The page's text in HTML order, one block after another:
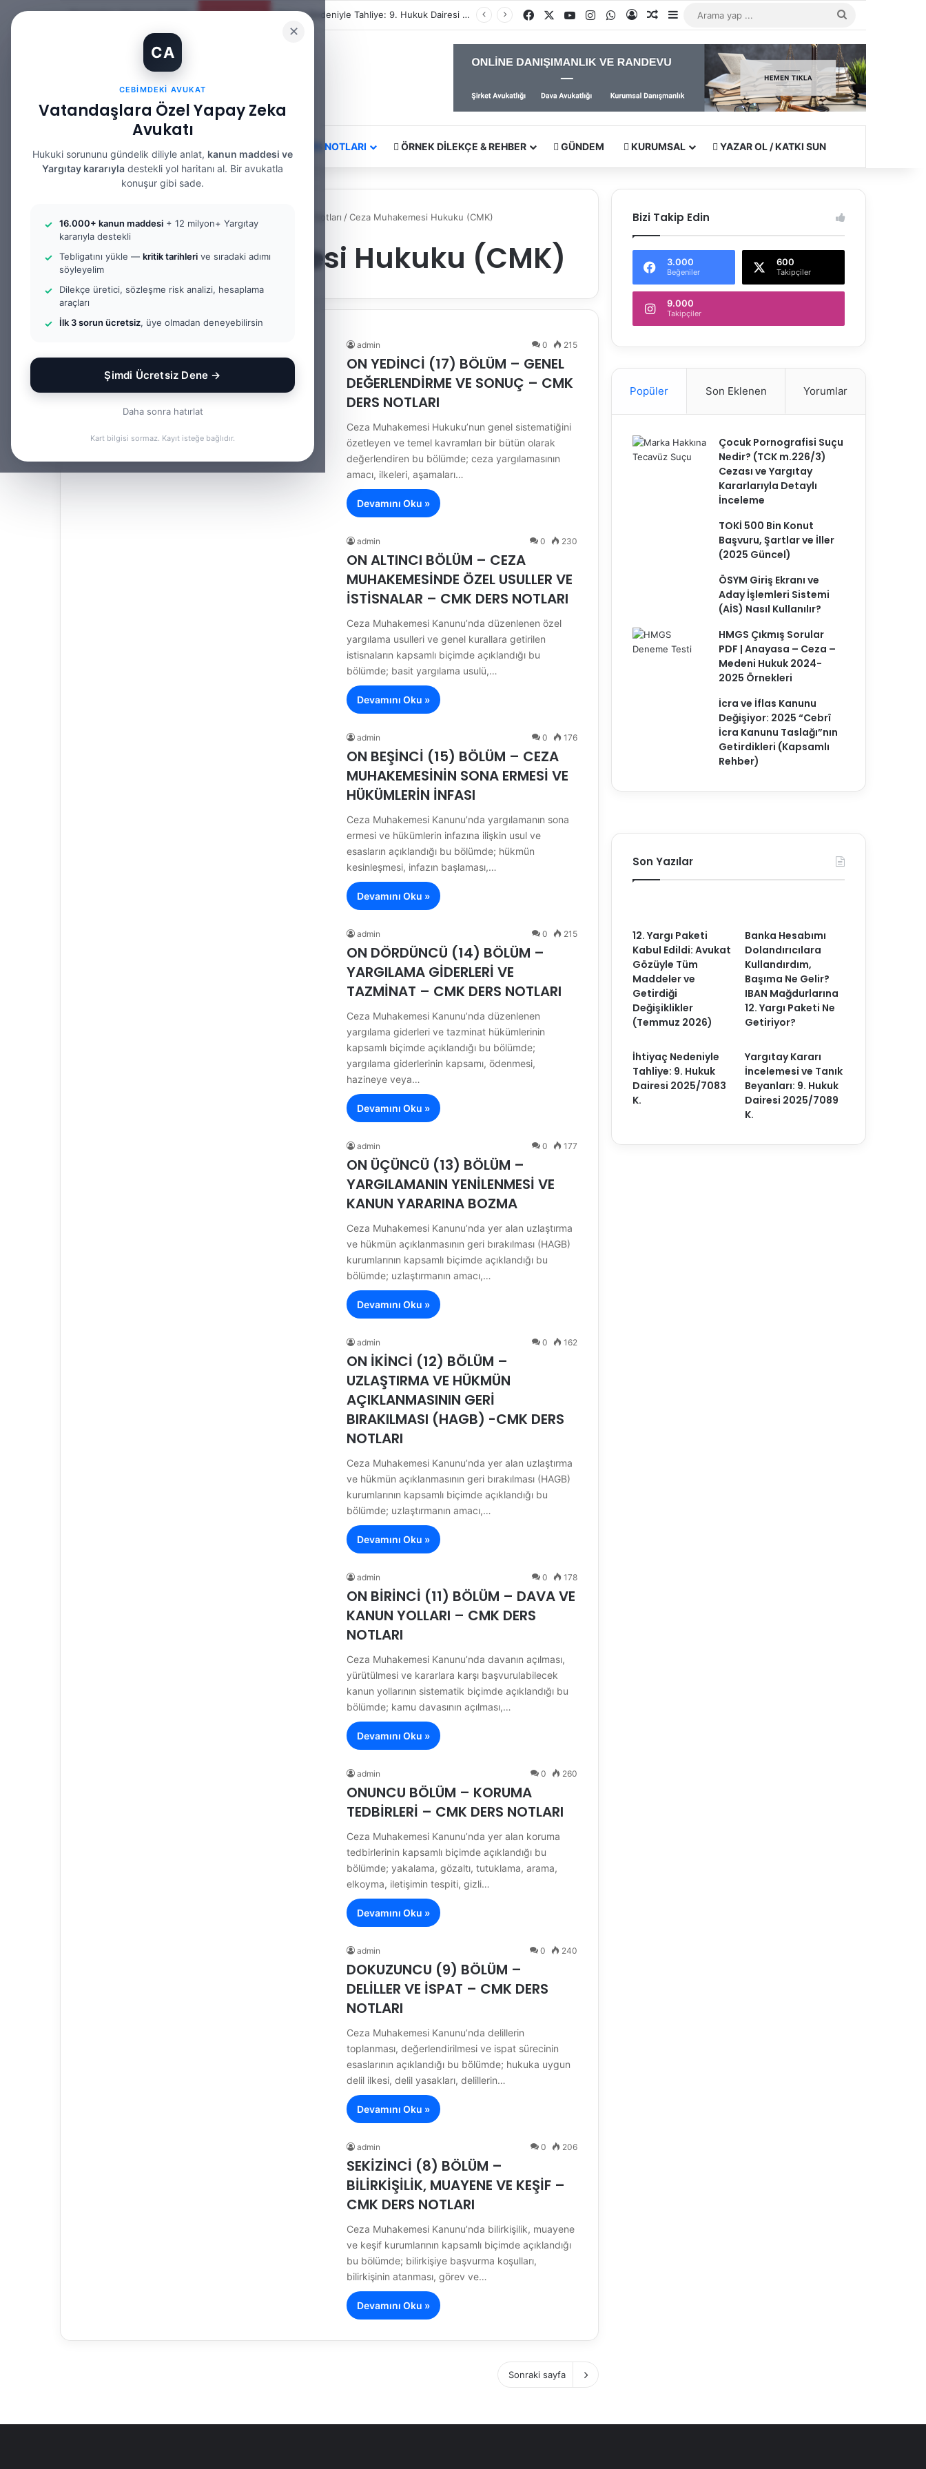
✕
CA
CEBIMDEKI AVUKAT
Vatandaşlara Özel Yapay Zeka
Avukatı
Hukuki sorununu gündelik diliyle anlat, kanun maddesi ve
Yargıtay kararıyla destekli yol haritanı al. Bir avukatla
konuşur gibi sade.
16.000+ kanun maddesi + 12 milyon+ Yargıtay
kararıyla destekli
Tebligatını yükle — kritik tarihleri ve sıradaki adımı
söyleyelim
Dilekçe üretici, sözleşme risk analizi, hesaplama
araçları
İlk 3 sorun ücretsiz, üye olmadan deneyebilirsin
Şimdi Ücretsiz Dene →
Daha sonra hatırlat
Kart bilgisi sormaz. Kayıt isteğe bağlıdır.
Perşembe, Ağustos 6 2026 Güncel Makale İhtiyaç Nedeniyle Tahliye: 9. Hukuk Dairesi 2025/7083 K. Facebook YouTubeInstagramWhatsApp
Kayıt OlRastgele Makale
Kenar Bölmesi
...
HUKUK DERS NOTLARI ÖRNEK DILEKÇE & REHBER GÜNDEM KURUMSAL YAZAR OL / KATKI SUN
4. Sınıf Hukuk Ders Notları /Ceza Muhakemesi Hukuku (CMK)
Ceza Muhakemesi Hukuku (CMK)
admin 0 215
ON YEDİNCİ (17) BÖLÜM – GENEL
DEĞERLENDİRME VE SONUÇ – CMK
DERS NOTLARI
Ceza Muhakemesi Hukuku’nun genel sistematiğini
özetleyen ve temel kavramları bir bütün olarak
değerlendiren bu bölümde; ceza yargılamasının
amacı, ilkeleri, aşamaları…
Devamını Oku »
admin 0 230
ON ALTINCI BÖLÜM – CEZA
MUHAKEMESİNDE ÖZEL USULLER VE
İSTİSNALAR – CMK DERS NOTLARI
Ceza Muhakemesi Kanunu’nda düzenlenen özel
yargılama usulleri ve genel kurallara getirilen
istisnaların kapsamlı biçimde açıklandığı bu
bölümde; basit yargılama usulü,…
Devamını Oku »
admin 0 176
ON BEŞİNCİ (15) BÖLÜM – CEZA
MUHAKEMESİNİN SONA ERMESİ VE
HÜKÜMLERİN İNFASI
Ceza Muhakemesi Kanunu’nda yargılamanın sona
ermesi ve hükümlerin infazına ilişkin usul ve
esasların açıklandığı bu bölümde; hükmün
kesinleşmesi, infazın başlaması,…
Devamını Oku »
admin 0 215
ON DÖRDÜNCÜ (14) BÖLÜM –
YARGILAMA GİDERLERİ VE
TAZMİNAT – CMK DERS NOTLARI
Ceza Muhakemesi Kanunu’nda düzenlenen
yargılama giderleri ve tazminat hükümlerinin
kapsamlı biçimde açıklandığı bu bölümde;
yargılama giderlerinin kapsamı, ödenmesi,
hazineye veya…
Devamını Oku »
admin 0 177
ON ÜÇÜNCÜ (13) BÖLÜM –
YARGILAMANIN YENİLENMESİ VE
KANUN YARARINA BOZMA
Ceza Muhakemesi Kanunu’nda yer alan uzlaştırma
ve hükmün açıklanmasının geri bırakılması (HAGB)
kurumlarının kapsamlı biçimde açıklandığı bu
bölümde; uzlaştırmanın amacı,…
Devamını Oku »
admin 0 162
ON İKİNCİ (12) BÖLÜM –
UZLAŞTIRMA VE HÜKMÜN
AÇIKLANMASININ GERİ
BIRAKILMASI (HAGB) -CMK DERS
NOTLARI
Ceza Muhakemesi Kanunu’nda yer alan uzlaştırma
ve hükmün açıklanmasının geri bırakılması (HAGB)
kurumlarının kapsamlı biçimde açıklandığı bu
bölümde; uzlaştırmanın amacı,…
Devamını Oku »
admin 0 178
ON BİRİNCİ (11) BÖLÜM – DAVA VE
KANUN YOLLARI – CMK DERS
NOTLARI
Ceza Muhakemesi Kanunu’nda davanın açılması,
yürütülmesi ve kararlara karşı başvurulabilecek
kanun yollarının sistematik biçimde açıklandığı bu
bölümde; kamu davasının açılması,…
Devamını Oku »
admin 0 260
ONUNCU BÖLÜM – KORUMA
TEDBİRLERİ – CMK DERS NOTLARI
Ceza Muhakemesi Kanunu’nda yer alan koruma
tedbirlerinin kapsamlı biçimde açıklandığı bu
bölümde; yakalama, gözaltı, tutuklama, arama,
elkoyma, iletişimin tespiti, gizli…
Devamını Oku »
admin 0 240
DOKUZUNCU (9) BÖLÜM –
DELİLLER VE İSPAT – CMK DERS
NOTLARI
Ceza Muhakemesi Kanunu’nda delillerin
toplanması, değerlendirilmesi ve ispat sürecinin
esaslarının açıklandığı bu bölümde; hukuka uygun
delil ilkesi, delil yasakları, delillerin…
Devamını Oku »
admin 0 206
SEKİZİNCİ (8) BÖLÜM –
BİLİRKİŞİLİK, MUAYENE VE KEŞİF –
CMK DERS NOTLARI
Ceza Muhakemesi Kanunu’nda bilirkişilik, muayene
ve keşif kurumlarının kapsamlı biçimde açıklandığı
bu bölümde; bilirkişiye başvurma koşulları,
bilirkişinin atanması, görev ve…
Devamını Oku »
Sonraki sayfa
Bizi Takip Edin
3.000
Beğeniler
600
Takipçiler
9.000
Takipçiler
Popüler Son Eklenen Yorumlar
Çocuk Pornografisi Suçu
Nedir? (TCK m.226/3)
Cezası ve Yargıtay
Kararlarıyla Detaylı
İnceleme
TOKİ 500 Bin Konut
Başvuru, Şartlar ve İller
(2025 Güncel)
ÖSYM Giriş Ekranı ve
Aday İşlemleri Sistemi
(AİS) Nasıl Kullanılır?
HMGS Çıkmış Sorular
PDF | Anayasa – Ceza –
Medeni Hukuk 2024-
2025 Örnekleri
İcra ve İflas Kanunu
Değişiyor: 2025 “Cebrî
İcra Kanunu Taslağı”nın
Getirdikleri (Kapsamlı
Rehber)
Son Yazılar
12. Yargı Paketi
Kabul Edildi: Avukat
Gözüyle Tüm
Maddeler ve
Getirdiği
Değişiklikler
(Temmuz 2026)
Banka Hesabımı
Dolandırıcılara
Kullandırdım,
Başıma Ne Gelir?
IBAN Mağdurlarına
12. Yargı Paketi Ne
Getiriyor?
İhtiyaç Nedeniyle
Tahliye: 9. Hukuk
Dairesi 2025/7083
K.
Yargıtay Kararı
İncelemesi ve Tanık
Beyanları: 9. Hukuk
Dairesi 2025/7089
K.